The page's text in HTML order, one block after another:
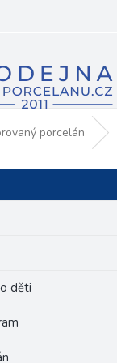
porcelán
děti